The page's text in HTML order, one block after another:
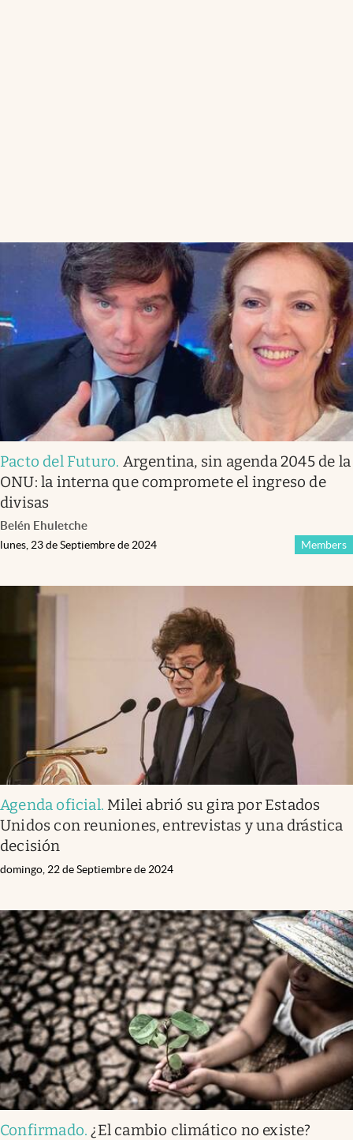
Pacto del Futuro. Argentina, sin agenda 2045 de la
ONU: la interna que compromete el ingreso de
divisas
Belén Ehuletche
Members
lunes, 23 de Septiembre de 2024
Agenda oficial. Milei abrió su gira por Estados
Unidos con reuniones, entrevistas y una drástica
decisión
domingo, 22 de Septiembre de 2024
Confirmado. ¿El cambio climático no existe?